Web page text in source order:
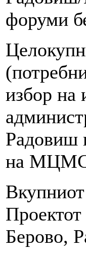
форуми
избор на
Радовиш
на
Берово,